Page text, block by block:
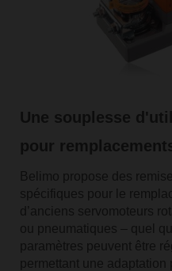
Une souplesse
pour
Belimo propose des
spécifiques pour le
d’anciens servomoteurs
ou pneumatiques – quel
paramètres peuvent être
permettant une